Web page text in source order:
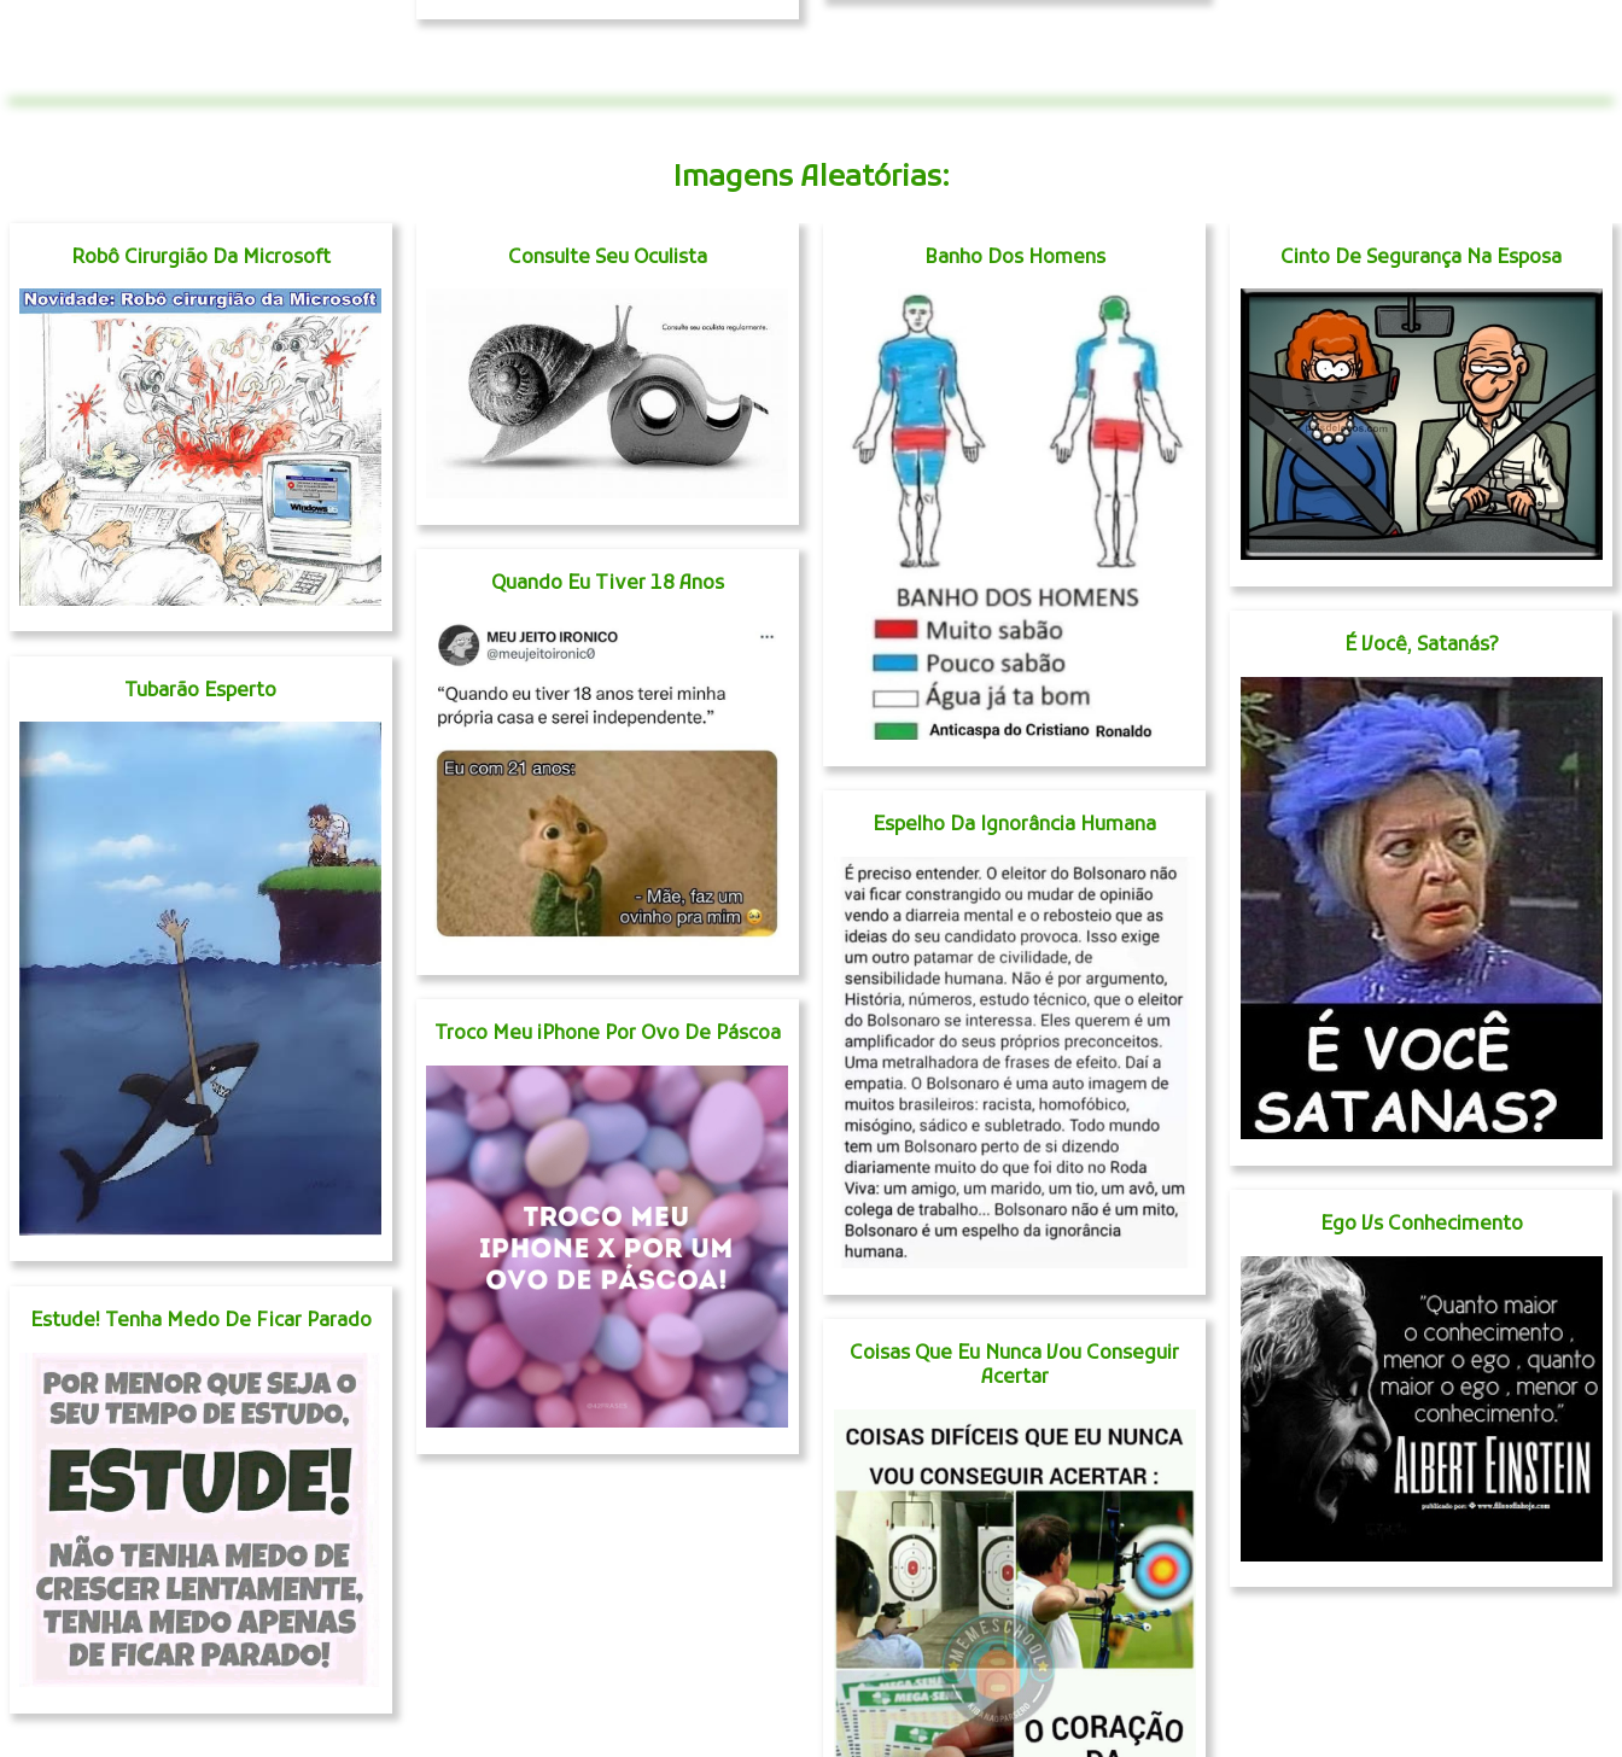
Imagens Aleatórias:
Robô Cirurgião Da Microsoft
Tubarão Esperto
Estude! Tenha Medo De Ficar Parado
Consulte Seu Oculista
Quando Eu Tiver 18 Anos
Troco Meu iPhone Por Ovo De Páscoa
Banho Dos Homens
Espelho Da Ignorância Humana
Coisas Que Eu Nunca Vou Conseguir
Acertar
Cinto De Segurança Na Esposa
É Você, Satanás?
Ego Vs Conhecimento